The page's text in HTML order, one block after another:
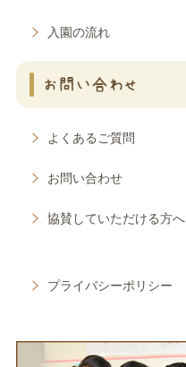
入園の流れ
お問い合わせ
よくあるご質問
お問い合わせ
協賛していただける方へ
プライバシーポリシー